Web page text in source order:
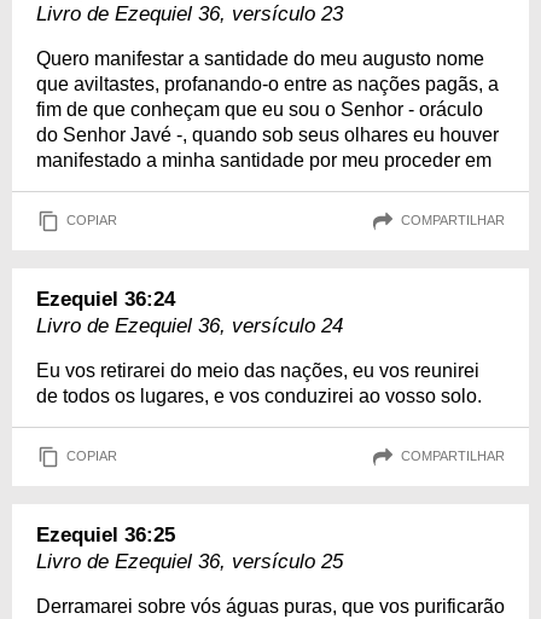
Livro de Ezequiel 36, versículo 23
Quero manifestar a santidade do meu augusto nome
que aviltastes, profanando-o entre as nações pagãs, a
fim de que conheçam que eu sou o Senhor - oráculo
do Senhor Javé -, quando sob seus olhares eu houver
manifestado a minha santidade por meu proceder em
COPIAR COMPARTILHAR
Ezequiel 36:24
Livro de Ezequiel 36, versículo 24
Eu vos retirarei do meio das nações, eu vos reunirei
de todos os lugares, e vos conduzirei ao vosso solo.
COPIAR COMPARTILHAR
Ezequiel 36:25
Livro de Ezequiel 36, versículo 25
Derramarei sobre vós águas puras, que vos purificarão